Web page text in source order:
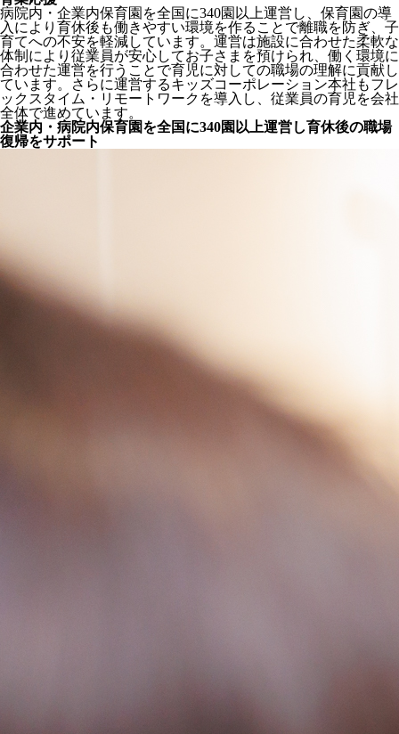
病院内・企業内保育園を全国に340園以上運営し、保育園の導
入により育休後も働きやすい環境を作ることで離職を防ぎ、子
育てへの不安を軽減しています。運営は施設に合わせた柔軟な
体制により従業員が安心してお子さまを預けられ、働く環境に
合わせた運営を行うことで育児に対しての職場の理解に貢献し
ています。さらに運営するキッズコーポレーション本社もフレ
ックスタイム・リモートワークを導入し、従業員の育児を会社
全体で進めています。
企業内・病院内保育園を全国に340園以上運営し育休後の職場
復帰をサポート